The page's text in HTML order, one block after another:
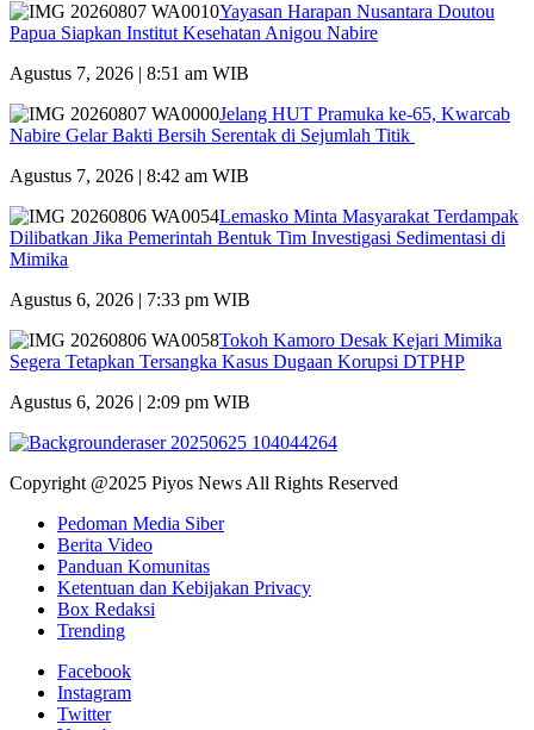
Yayasan Harapan Nusantara Doutou
Papua Siapkan Institut Kesehatan Anigou Nabire
Agustus 7, 2026 | 8:51 am WIB
Jelang HUT Pramuka ke-65, Kwarcab
Nabire Gelar Bakti Bersih Serentak di Sejumlah Titik
Agustus 7, 2026 | 8:42 am WIB
Lemasko Minta Masyarakat Terdampak
Dilibatkan Jika Pemerintah Bentuk Tim Investigasi Sedimentasi di
Mimika
Agustus 6, 2026 | 7:33 pm WIB
Tokoh Kamoro Desak Kejari Mimika
Segera Tetapkan Tersangka Kasus Dugaan Korupsi DTPHP
Agustus 6, 2026 | 2:09 pm WIB
Copyright @2025 Piyos News All Rights Reserved
Pedoman Media Siber
Berita Video
Panduan Komunitas
Ketentuan dan Kebijakan Privacy
Box Redaksi
Trending
Facebook
Instagram
Twitter